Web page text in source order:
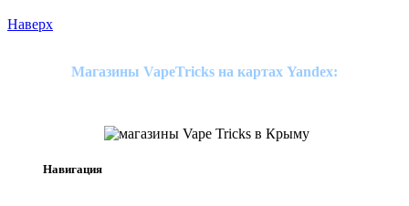
Наверх
Магазины VapeTricks на картах Yandex:
Навигация